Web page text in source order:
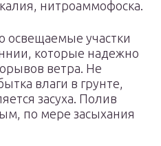
нитроаммофоска.
участки
которые надежно
ветра. Не
влаги в грунте,
засуха. Полив
по мере засыхания